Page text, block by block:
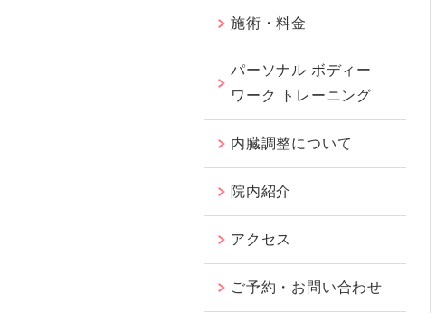
施術・料金
パーソナル ボディー
ワーク トレーニング
内臓調整について
院内紹介
アクセス
ご予約・お問い合わせ